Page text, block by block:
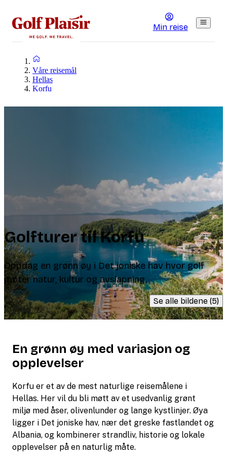
Min reise
Våre reisemål
Hellas
Korfu
Golfturer til Korfu
Oppdag en grønn øy i Det joniske hav hvor golf
møter natur, kultur og avslapning.
Se alle bildene (5)
En grønn øy med variasjon og
opplevelser
Korfu er et av de mest naturlige reisemålene i
Hellas. Her vil du bli møtt av et usedvanlig grønt
miljø med åser, olivenlunder og lange kystlinjer. Øya
ligger i Det joniske hav, nær det greske fastlandet og
Albania, og kombinerer strandliv, historie og lokale
opplevelser på en naturlig måte.